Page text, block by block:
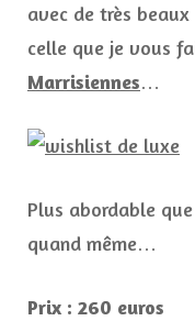
avec de très
celle que je vous
Marrisiennes…
Plus abordable
quand même…
Prix : 260 euros